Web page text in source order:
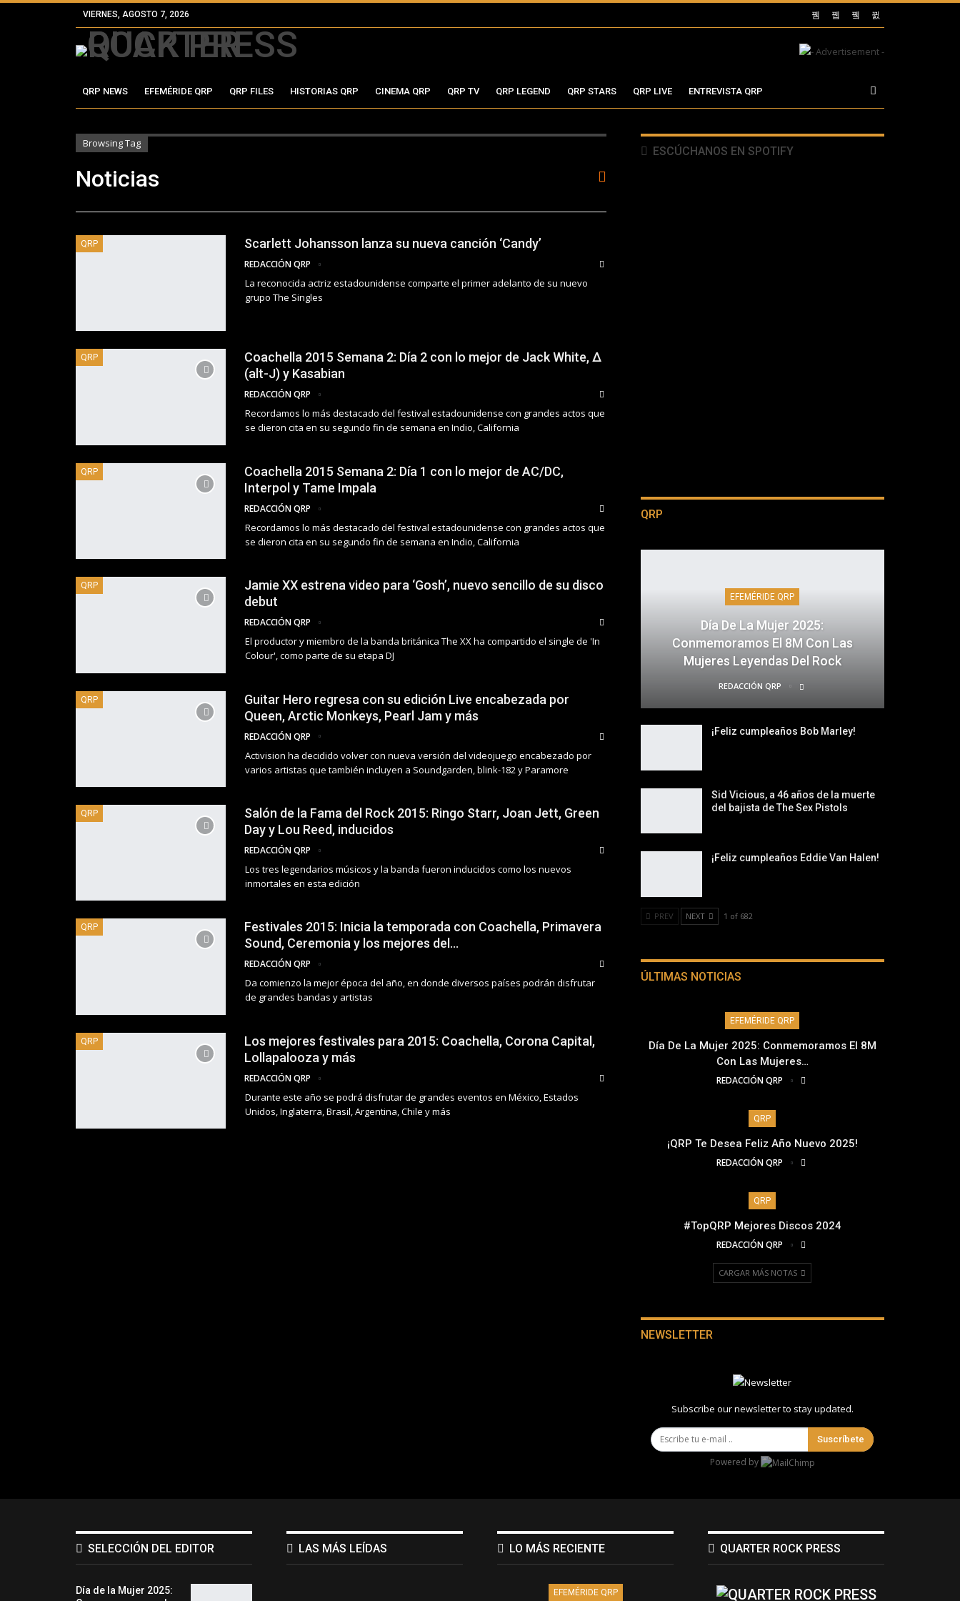
VIERNES, AGOSTO 7, 2026
QRP NEWS EFEMÉRIDE QRP QRP FILES HISTORIAS QRP CINEMA QRP QRP TV QRP LEGEND QRP STARS QRP LIVE ENTREVISTA QRP
Browsing Tag
Noticias
QRP Scarlett Johansson lanza su nueva canción ‘Candy’
REDACCIÓN QRP
La reconocida actriz estadounidense comparte el primer adelanto de su nuevo
grupo The Singles
QRP
Coachella 2015 Semana 2: Día 2 con lo mejor de Jack White, ∆
(alt-J) y Kasabian
REDACCIÓN QRP
Recordamos lo más destacado del festival estadounidense con grandes actos que
se dieron cita en su segundo fin de semana en Indio, California
QRP
Coachella 2015 Semana 2: Día 1 con lo mejor de AC/DC,
Interpol y Tame Impala
REDACCIÓN QRP
Recordamos lo más destacado del festival estadounidense con grandes actos que
se dieron cita en su segundo fin de semana en Indio, California
QRP
Jamie XX estrena video para ‘Gosh’, nuevo sencillo de su disco
debut
REDACCIÓN QRP
El productor y miembro de la banda británica The XX ha compartido el single de 'In
Colour', como parte de su etapa DJ
QRP
Guitar Hero regresa con su edición Live encabezada por
Queen, Arctic Monkeys, Pearl Jam y más
REDACCIÓN QRP
Activision ha decidido volver con nueva versión del videojuego encabezado por
varios artistas que también incluyen a Soundgarden, blink-182 y Paramore
QRP
Salón de la Fama del Rock 2015: Ringo Starr, Joan Jett, Green
Day y Lou Reed, inducidos
REDACCIÓN QRP
Los tres legendarios músicos y la banda fueron inducidos como los nuevos
inmortales en esta edición
QRP
Festivales 2015: Inicia la temporada con Coachella, Primavera
Sound, Ceremonia y los mejores del…
REDACCIÓN QRP
Da comienzo la mejor época del año, en donde diversos países podrán disfrutar
de grandes bandas y artistas
QRP
Los mejores festivales para 2015: Coachella, Corona Capital,
Lollapalooza y más
REDACCIÓN QRP
Durante este año se podrá disfrutar de grandes eventos en México, Estados
Unidos, Inglaterra, Brasil, Argentina, Chile y más
ESCÚCHANOS EN SPOTIFY
QRP
EFEMÉRIDE QRP
Día De La Mujer 2025:
Conmemoramos El 8M Con Las
Mujeres Leyendas Del Rock
REDACCIÓN QRP
¡Feliz cumpleaños Bob Marley!
Sid Vicious, a 46 años de la muerte
del bajista de The Sex Pistols
¡Feliz cumpleaños Eddie Van Halen!
PREV NEXT 1 of 682
ÚLTIMAS NOTICIAS
EFEMÉRIDE QRP
Día De La Mujer 2025: Conmemoramos El 8M
Con Las Mujeres…
REDACCIÓN QRP
QRP
¡QRP Te Desea Feliz Año Nuevo 2025!
REDACCIÓN QRP
QRP
#TopQRP Mejores Discos 2024
REDACCIÓN QRP
CARGAR MÁS NOTAS
NEWSLETTER
Subscribe our newsletter to stay updated.
Suscríbete
Powered by
SELECCIÓN DEL EDITOR
Día de la Mujer 2025:
LAS MÁS LEÍDAS LO MÁS RECIENTE
EFEMÉRIDE QRP
QUARTER ROCK PRESS